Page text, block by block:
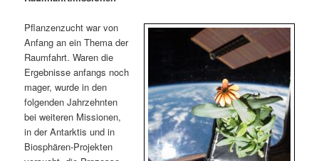
ä
r
e
n
I
n
d
ä
r
e
n
v
i
g
a
t
i
o
n
Pflanzenzucht war von
Anfang an ein Thema der
Raumfahrt. Waren die
Ergebnisse anfangs noch
mager, wurde in den
folgenden Jahrzehnten
bei weiteren Missionen,
in der Antarktis und in
Biosphären-Projekten